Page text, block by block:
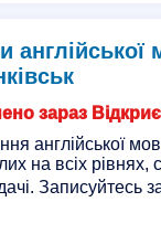
зараз
англійської
на всіх рівнях,